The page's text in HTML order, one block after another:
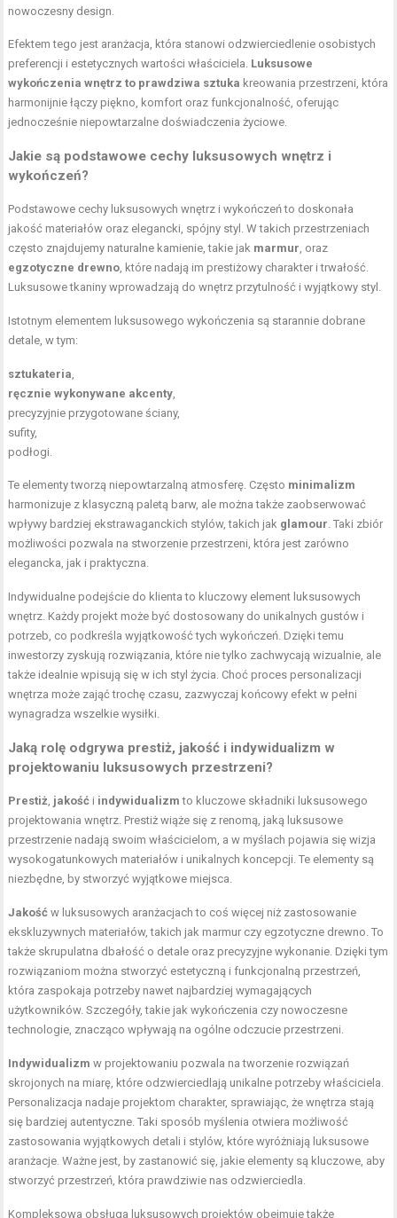
nowoczesny design.
Efektem tego jest aranżacja, która stanowi odzwierciedlenie osobistych
preferencji i estetycznych wartości właściciela. Luksusowe
wykończenia wnętrz to prawdziwa sztuka kreowania przestrzeni, która
harmonijnie łączy piękno, komfort oraz funkcjonalność, oferując
jednocześnie niepowtarzalne doświadczenia życiowe.
Jakie są podstawowe cechy luksusowych wnętrz i
wykończeń?
Podstawowe cechy luksusowych wnętrz i wykończeń to doskonała
jakość materiałów oraz elegancki, spójny styl. W takich przestrzeniach
często znajdujemy naturalne kamienie, takie jak marmur, oraz
egzotyczne drewno, które nadają im prestiżowy charakter i trwałość.
Luksusowe tkaniny wprowadzają do wnętrz przytulność i wyjątkowy styl.
Istotnym elementem luksusowego wykończenia są starannie dobrane
detale, w tym:
sztukateria,
ręcznie wykonywane akcenty,
precyzyjnie przygotowane ściany,
sufity,
podłogi.
Te elementy tworzą niepowtarzalną atmosferę. Często minimalizm
harmonizuje z klasyczną paletą barw, ale można także zaobserwować
wpływy bardziej ekstrawaganckich stylów, takich jak glamour. Taki zbiór
możliwości pozwala na stworzenie przestrzeni, która jest zarówno
elegancka, jak i praktyczna.
Indywidualne podejście do klienta to kluczowy element luksusowych
wnętrz. Każdy projekt może być dostosowany do unikalnych gustów i
potrzeb, co podkreśla wyjątkowość tych wykończeń. Dzięki temu
inwestorzy zyskują rozwiązania, które nie tylko zachwycają wizualnie, ale
także idealnie wpisują się w ich styl życia. Choć proces personalizacji
wnętrza może zająć trochę czasu, zazwyczaj końcowy efekt w pełni
wynagradza wszelkie wysiłki.
Jaką rolę odgrywa prestiż, jakość i indywidualizm w
projektowaniu luksusowych przestrzeni?
Prestiż, jakość i indywidualizm to kluczowe składniki luksusowego
projektowania wnętrz. Prestiż wiąże się z renomą, jaką luksusowe
przestrzenie nadają swoim właścicielom, a w myślach pojawia się wizja
wysokogatunkowych materiałów i unikalnych koncepcji. Te elementy są
niezbędne, by stworzyć wyjątkowe miejsca.
Jakość w luksusowych aranżacjach to coś więcej niż zastosowanie
ekskluzywnych materiałów, takich jak marmur czy egzotyczne drewno. To
także skrupulatna dbałość o detale oraz precyzyjne wykonanie. Dzięki tym
rozwiązaniom można stworzyć estetyczną i funkcjonalną przestrzeń,
która zaspokaja potrzeby nawet najbardziej wymagających
użytkowników. Szczegóły, takie jak wykończenia czy nowoczesne
technologie, znacząco wpływają na ogólne odczucie przestrzeni.
Indywidualizm w projektowaniu pozwala na tworzenie rozwiązań
skrojonych na miarę, które odzwierciedlają unikalne potrzeby właściciela.
Personalizacja nadaje projektom charakter, sprawiając, że wnętrza stają
się bardziej autentyczne. Taki sposób myślenia otwiera możliwość
zastosowania wyjątkowych detali i stylów, które wyróżniają luksusowe
aranżacje. Ważne jest, by zastanowić się, jakie elementy są kluczowe, aby
stworzyć przestrzeń, która prawdziwie nas odzwierciedla.
Kompleksowa obsługa luksusowych projektów obejmuje także